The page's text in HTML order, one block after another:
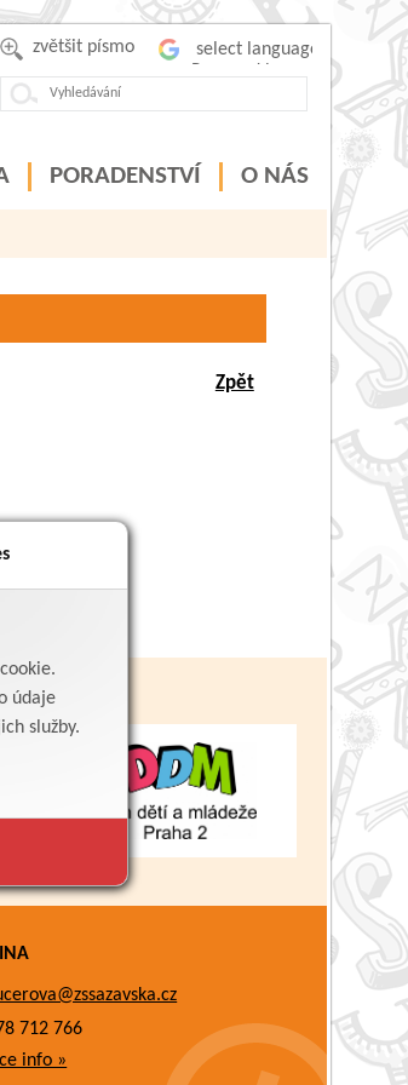
údaje
služby.
zvětšit písmo
PORADENSTVÍ O NÁS
Zpět
712 766
info »